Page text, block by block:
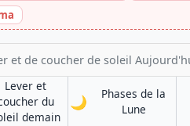
et de coucher de soleil
Lever et
du
demainà Santa Elena
🌙
Phases de la
Luneà Santa